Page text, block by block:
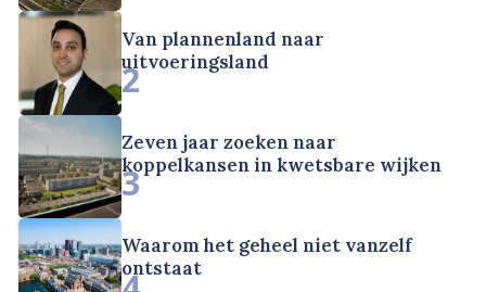
Van plannenland naar
uitvoeringsland
2
Zeven jaar zoeken naar
koppelkansen in kwetsbare wijken
3
Waarom het geheel niet vanzelf
ontstaat